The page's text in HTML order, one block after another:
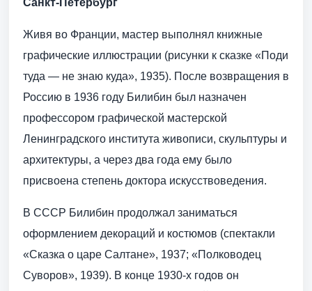
Санкт-Петербург
Живя во Франции, мастер выполнял книжные
графические иллюстрации (рисунки к сказке «Поди
туда — не знаю куда», 1935). После возвращения в
Россию в 1936 году Билибин был назначен
профессором графической мастерской
Ленинградского института живописи, скульптуры и
архитектуры, а через два года ему было
присвоена степень доктора искусствоведения.
В СССР Билибин продолжал заниматься
оформлением декораций и костюмов (спектакли
«Сказка о царе Салтане», 1937; «Полководец
Суворов», 1939). В конце 1930-х годов он